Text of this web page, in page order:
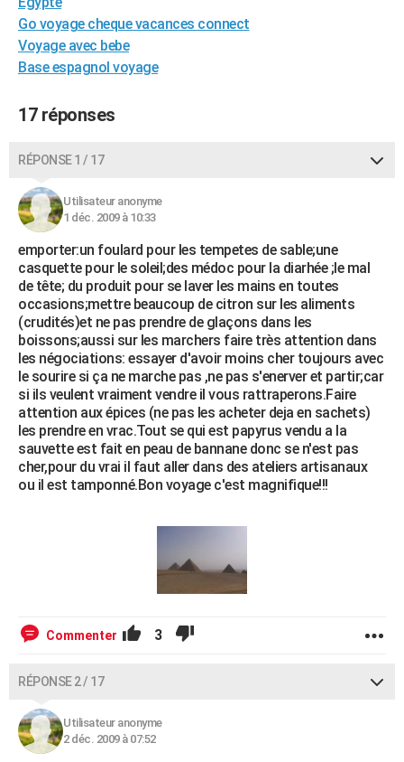
Destinations
City break
Voyage nature
Voyage de noces
Forum
Climat
+PHOTO
GUIDES D'ACHAT
Carte de Noël
Carte Bonne année
Carte Saint-Valentin
Carte Pâques
Carte d'anniversaire
DICTIONNAIRE
Dictionnaire
Biographies
Citations
Expressions
Proverbes
PROGRAMME TV
COPAINS D'AVANT
S'inscrire
Se connecter
Lycées
Collèges
Primaires
Universités
Entreprises
Service militaire
Avis de recherche
AVIS DE DÉCÈS
FORUM
Bricolage
Lifestyle
Culture
Sport
Auto
Television
Voyage
Cinema
Go voyage cheque vacances connect
Voyage avec bebe
Base espagnol voyage
17 réponses
RÉPONSE 1 / 17
Utilisateur anonyme
1 déc. 2009 à 10:33
emporter:un foulard pour les tempetes de sable;une
casquette pour le soleil;des médoc pour la diarhée ;le mal
de tête; du produit pour se laver les mains en toutes
occasions;mettre beaucoup de citron sur les aliments
(crudités)et ne pas prendre de glaçons dans les
boissons;aussi sur les marchers faire très attention dans
les négociations: essayer d'avoir moins cher toujours avec
le sourire si ça ne marche pas ,ne pas s'enerver et partir;car
si ils veulent vraiment vendre il vous rattraperons.Faire
attention aux épices (ne pas les acheter deja en sachets)
les prendre en vrac.Tout se qui est papyrus vendu a la
sauvette est fait en peau de bannane donc se n'est pas
cher,pour du vrai il faut aller dans des ateliers artisanaux
ou il est tamponné.Bon voyage c'est magnifique!!!
Commenter 3
RÉPONSE 2 / 17
Utilisateur anonyme
2 déc. 2009 à 07:52